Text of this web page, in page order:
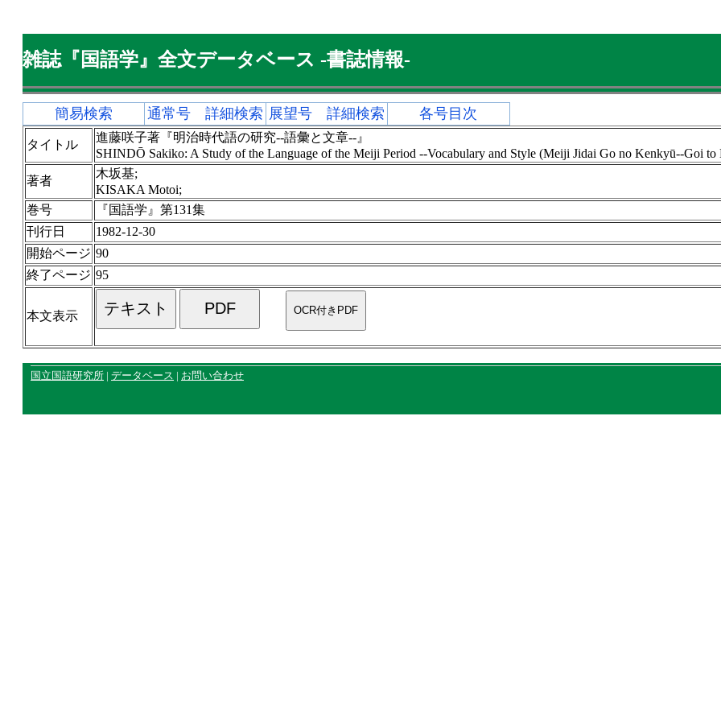
雑誌『国語学』全文データベース -書誌情報-
簡易検索 通常号 詳細検索 展望号 詳細検索 各号目次
タイトル
進藤咲子著『明治時代語の研究--語彙と文章--』
SHINDŌ Sakiko: A Study of the Language of the Meiji Period --Vocabulary and Style (Meiji Jidai Go no Kenkyū--Goi to
著者
木坂基;
KISAKA Motoi;
巻号
『国語学』第131集
刊行日
1982-12-30
開始ページ 90
終了ページ 95
本文表示
国立国語研究所 | データベース | お問い合わせ